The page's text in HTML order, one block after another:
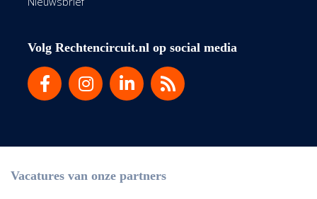
Volg Rechtencircuit.nl op social media
Vacatures van onze partners